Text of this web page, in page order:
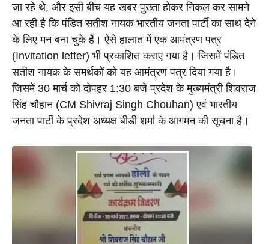
जा रहे थे, और इसी बीच यह खबर पुख्ता होकर निकल कर सामने
आ रही है कि पंडित सतीश नायक भारतीय जनता पार्टी का साथ देने
के लिए मन बना चुके हैं। ऐसे हालात में एक आमंत्रण पत्र
(Invitation letter) भी प्रकाशित कराए गया है। जिसमें पंडित
सतीश नायक के समर्थकों को यह आमंत्रण पत्र दिया गया है।
जिसमें 30 मार्च को दोपहर 1:30 बजे प्रदेश के मुख्यमंत्री शिवराज
सिंह चौहान (CM Shivraj Singh Chouhan) एवं भारतीय
जनता पार्टी के प्रदेश अध्यक्ष बीडी शर्मा के आगमन की सूचना है।